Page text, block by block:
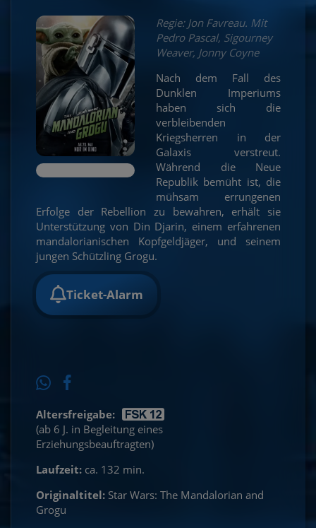
Regie: Jon Favreau. Mit
Pedro Pascal, Sigourney
Weaver, Jonny Coyne
Nach dem Fall des
Dunklen Imperiums
haben sich die
verbleibenden
Kriegsherren in der
Galaxis verstreut.
Während die Neue
Republik bemüht ist, die
mühsam errungenen
Erfolge der Rebellion zu bewahren, erhält sie
Unterstützung von Din Djarin, einem erfahrenen
mandalorianischen Kopfgeldjäger, und seinem
jungen Schützling Grogu.
Ticket-Alarm
Altersfreigabe:
(ab 6 J. in Begleitung eines
Erziehungsbeauftragten)
Laufzeit: ca. 132 min.
Originaltitel: Star Wars: The Mandalorian and
Grogu